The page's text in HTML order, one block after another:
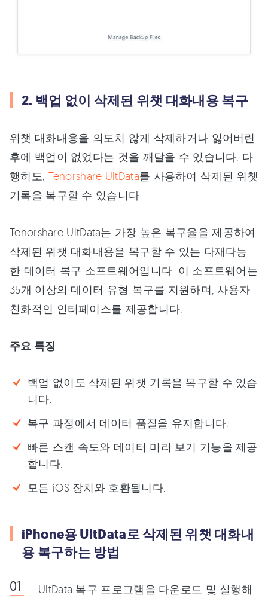
2. 백업 없이 삭제된 위챗 대화내용 복구
위챗 대화내용을 의도치 않게 삭제하거나 잃어버린
후에 백업이 없었다는 것을 깨달을 수 있습니다. 다
행히도, Tenorshare UltData를 사용하여 삭제된 위챗
기록을 복구할 수 있습니다.
Tenorshare UltData는 가장 높은 복구율을 제공하여
삭제된 위챗 대화내용을 복구할 수 있는 다재다능
한 데이터 복구 소프트웨어입니다. 이 소프트웨어는
35개 이상의 데이터 유형 복구를 지원하며, 사용자
친화적인 인터페이스를 제공합니다.
주요 특징
백업 없이도 삭제된 위챗 기록을 복구할 수 있습
니다.
복구 과정에서 데이터 품질을 유지합니다.
빠른 스캔 속도와 데이터 미리 보기 기능을 제공
합니다.
모든 iOS 장치와 호환됩니다.
iPhone용 UltData로 삭제된 위챗 대화내
용 복구하는 방법
UltData 복구 프로그램을 다운로드 및 실행해